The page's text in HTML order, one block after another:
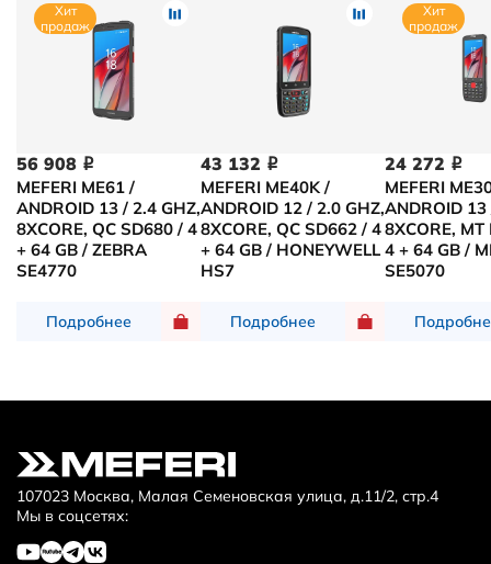
Хит
продаж
56 908 i
MEFERI ME61 /
ANDROID 13 / 2.4 GHZ,
8XCORE, QC SD680 / 4
+ 64 GB / ZEBRA
SE4770
Подробнее
43 132 i
MEFERI ME40K /
ANDROID 12 / 2.0 GHZ,
8XCORE, QC SD662 / 4
+ 64 GB / HONEYWELL
HS7
Подробнее
Хит
продаж
24 272 i
MEFERI
ANDROID
8XCORE,
4 + 64 GB /
SE5070
107023 Москва, Малая Семеновская улица, д.11/2, стр.4
Мы в соцсетях: